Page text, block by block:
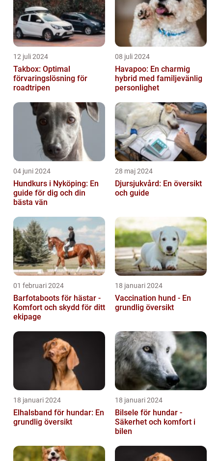
12 juli 2024
Takbox: Optimal
förvaringslösning för
roadtripen
08 juli 2024
Havapoo: En charmig
hybrid med familjevänlig
personlighet
04 juni 2024
Hundkurs i Nyköping: En
guide för dig och din
bästa vän
28 maj 2024
Djursjukvård: En översikt
och guide
01 februari 2024
Barfotaboots för hästar -
Komfort och skydd för ditt
ekipage
18 januari 2024
Vaccination hund - En
grundlig översikt
18 januari 2024
Elhalsband för hundar: En
grundlig översikt
18 januari 2024
Bilsele för hundar -
Säkerhet och komfort i
bilen